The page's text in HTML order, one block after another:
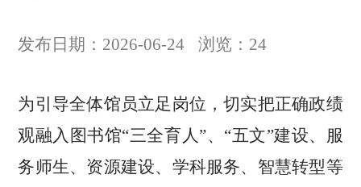
发布日期：2026-06-24 浏览： 24
为引导全体馆员立足岗位，切实把正确政绩
观融入图书馆“三全育人”、“五文”建设、服
务师生、资源建设、学科服务、智慧转型等